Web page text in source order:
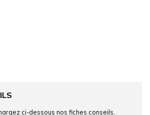
ci-dessous nos fiches conseils.